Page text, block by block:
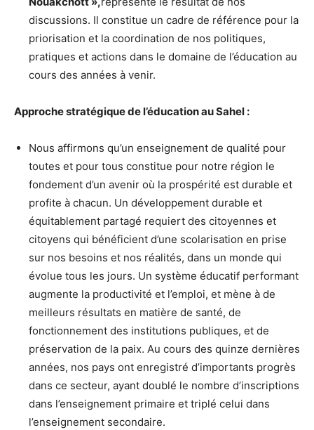
discussions. Il constitue un cadre de référence pour la
priorisation et la coordination de nos politiques,
pratiques et actions dans le domaine de l’éducation au
cours des années à venir.
Approche stratégique de l’éducation au Sahel :
Nous affirmons qu’un enseignement de qualité pour
toutes et pour tous constitue pour notre région le
fondement d’un avenir où la prospérité est durable et
profite à chacun. Un développement durable et
équitablement partagé requiert des citoyennes et
citoyens qui bénéficient d’une scolarisation en prise
sur nos besoins et nos réalités, dans un monde qui
évolue tous les jours. Un système éducatif performant
augmente la productivité et l’emploi, et mène à de
meilleurs résultats en matière de santé, de
fonctionnement des institutions publiques, et de
préservation de la paix. Au cours des quinze dernières
années, nos pays ont enregistré d’importants progrès
dans ce secteur, ayant doublé le nombre d’inscriptions
dans l’enseignement primaire et triplé celui dans
l’enseignement secondaire.